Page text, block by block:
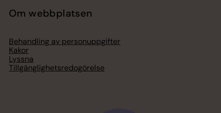
Om webbplatsen
Behandling av personuppgifter
Kakor
Lyssna
Tillgänglighetsredogörelse